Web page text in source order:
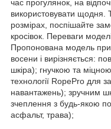
час прогулянок, на
використовувати щодня.
розмірах, поспішайте
кросівок. Переваги
Пропонована модель
восени і вирізняється:
шкіра); гнучкою та
технології RopePro для
навантажень); зручним
зчеплення з будь-якою
асфальт, трава);